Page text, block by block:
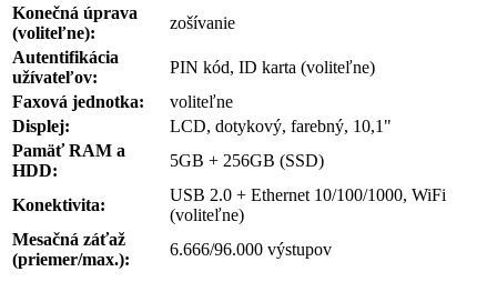
Konečná úprava
(voliteľne):
zošívanie
Autentifikácia
užívateľov:
PIN kód, ID karta (voliteľne)
Faxová jednotka:
voliteľne
Displej:
LCD, dotykový, farebný, 10,1"
Pamäť RAM a
HDD:
5GB + 256GB (SSD)
Konektivita:
USB 2.0 + Ethernet 10/100/1000, WiFi
(voliteľne)
Mesačná záťaž
(priemer/max.):
6.666/96.000 výstupov